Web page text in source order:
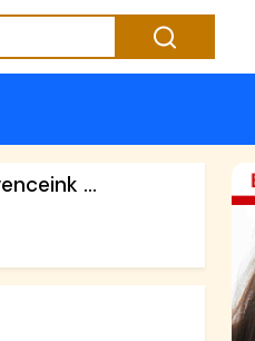
...